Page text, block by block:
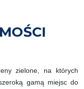
zielone, na których
gamą miejsc do